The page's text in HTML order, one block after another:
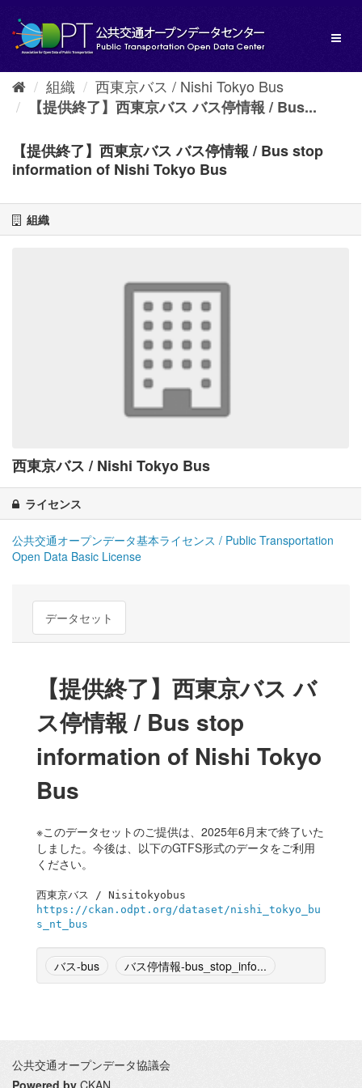
し
組織
西東京バス / Nishi Tokyo Bus
【提供終了】西東京バス バス停情報 / Bus...
【提供終了】西東京バス バス停情報 / Bus stop
information of Nishi Tokyo Bus
組織
西東京バス / Nishi Tokyo Bus
ライセンス
公共交通オープンデータ基本ライセンス / Public Transportation
Open Data Basic License
データセット
【提供終了】西東京バス バ
ス停情報 / Bus stop
information of Nishi Tokyo
Bus
※このデータセットのご提供は、2025年6月末で終了いた
しました。今後は、以下のGTFS形式のデータをご利用
ください。
https://ckan.odpt.org/dataset/nishi_tokyo_bu
s_nt_bus
バス-bus バス停情報-bus_stop_info...
公共交通オープンデータ協議会